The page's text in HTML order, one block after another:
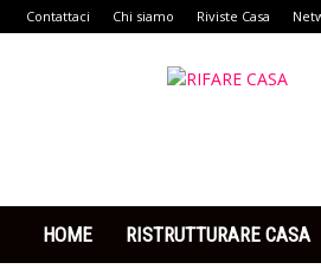
Contattaci Chi siamo Riviste Casa
HOME RISTRUTTURARE CASA